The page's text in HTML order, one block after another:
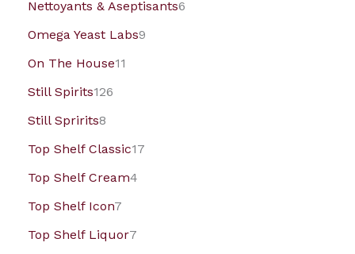
Nettoyants & Aseptisants6
Omega Yeast Labs9
On The House11
Still Spirits126
Still Spririts8
Top Shelf Classic17
Top Shelf Cream4
Top Shelf Icon7
Top Shelf Liquor7